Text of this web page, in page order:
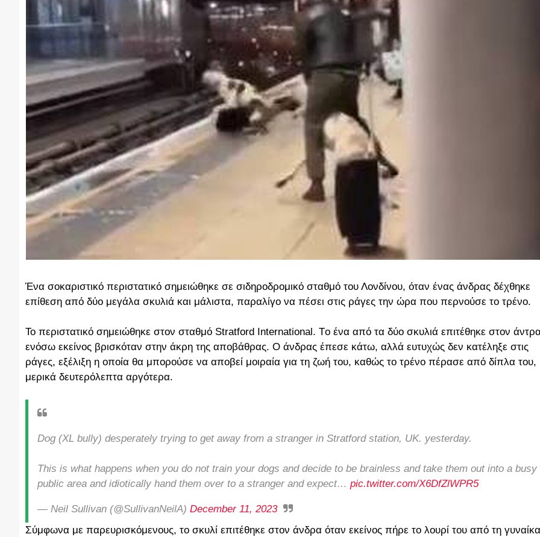
Ένα σοκαριστικό περιστατικό σημειώθηκε σε σιδηροδρομικό σταθμό του Λονδίνου, όταν ένας άνδρας δέχθηκε
επίθεση από δύο μεγάλα σκυλιά και μάλιστα, παραλίγο να πέσει στις ράγες την ώρα που περνούσε το τρένο.
Το περιστατικό σημειώθηκε στον σταθμό Stratford International. Tο ένα από τα δύο σκυλιά επιτέθηκε στον
ενόσω εκείνος βρισκόταν στην άκρη της αποβάθρας. Ο άνδρας έπεσε κάτω, αλλά ευτυχώς δεν κατέληξε στις
ράγες, εξέλιξη η οποία θα μπορούσε να αποβεί μοιραία για τη ζωή του, καθώς το τρένο πέρασε από δίπλα του,
μερικά δευτερόλεπτα αργότερα.
Dog (XL bully) desperately trying to get away from a stranger in Stratford station, UK. yesterday.
This is what happens when you do not train your dogs and decide to be brainless and take them out into a busy
public area and idiotically hand them over to a stranger and expect… pic.twitter.com/X6DfZlWPR5
— Neil Sullivan (@SullivanNeilA) December 11, 2023
Σύμφωνα με παρευρισκόμενους, το σκυλί επιτέθηκε στον άνδρα όταν εκείνος πήρε το λουρί του από τη γυναίκα